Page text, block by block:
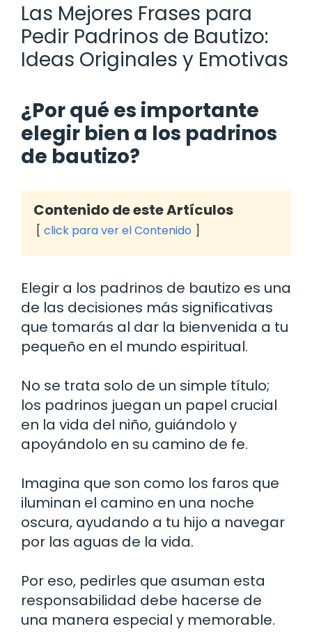
Las Mejores Frases para
Pedir Padrinos de Bautizo:
Ideas Originales y Emotivas
¿Por qué es importante
elegir bien a los padrinos
de bautizo?
Contenido de este Artículos
click para ver el Contenido
Elegir a los padrinos de bautizo es una
de las decisiones más significativas
que tomarás al dar la bienvenida a tu
pequeño en el mundo espiritual.
No se trata solo de un simple título;
los padrinos juegan un papel crucial
en la vida del niño, guiándolo y
apoyándolo en su camino de fe.
Imagina que son como los faros que
iluminan el camino en una noche
oscura, ayudando a tu hijo a navegar
por las aguas de la vida.
Por eso, pedirles que asuman esta
responsabilidad debe hacerse de
una manera especial y memorable.